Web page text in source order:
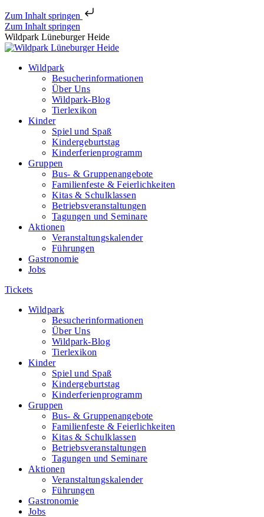
Zum Inhalt springen
Zum Inhalt springen
Wildpark Lüneburger Heide
Wildpark
Besucherinformationen
Über Uns
Wildpark-Blog
Tierlexikon
Kinder
Spiel und Spaß
Kindergeburtstag
Kinderferienprogramm
Gruppen
Bus- & Gruppenangebote
Familienfeste & Feierlichkeiten
Kitas & Schulklassen
Betriebsveranstaltungen
Tagungen und Seminare
Aktionen
Veranstaltungskalender
Führungen
Gastronomie
Jobs
Tickets
Wildpark
Besucherinformationen
Über Uns
Wildpark-Blog
Tierlexikon
Kinder
Spiel und Spaß
Kindergeburtstag
Kinderferienprogramm
Gruppen
Bus- & Gruppenangebote
Familienfeste & Feierlichkeiten
Kitas & Schulklassen
Betriebsveranstaltungen
Tagungen und Seminare
Aktionen
Veranstaltungskalender
Führungen
Gastronomie
Jobs